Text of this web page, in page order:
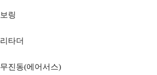
보링
리타더
무진동(에어서스)